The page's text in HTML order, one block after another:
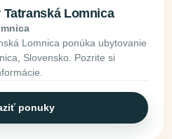
Lomnica
Lomnica ponúka ubytovanie
Slovensko. Pozrite si
ponuky